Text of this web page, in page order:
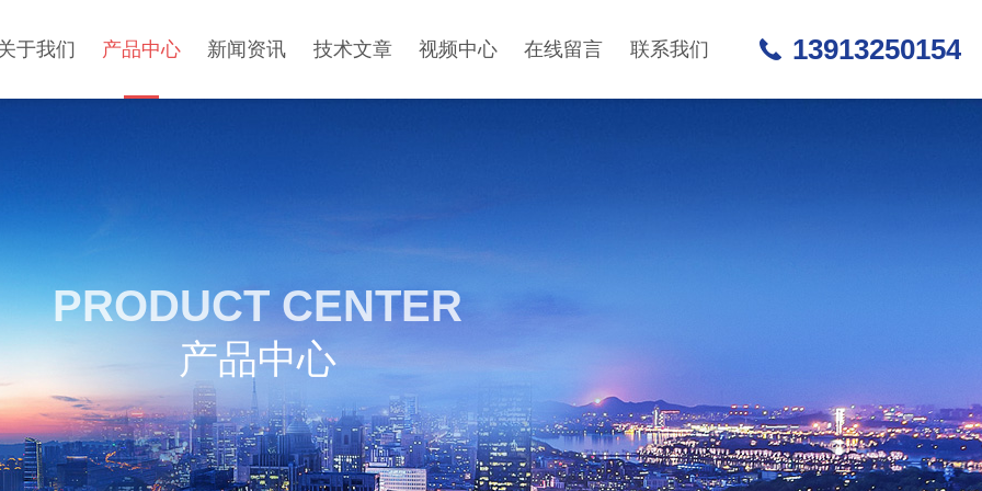
于我们 产品中心 新闻资讯 技术文章 视频中心 在线留言 联系我们 13913250154
PRODUCT CENTER
产品中心